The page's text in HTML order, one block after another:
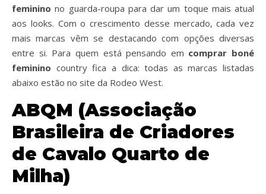
feminino no guarda-roupa para dar um toque mais atual
aos looks. Com o crescimento desse mercado, cada vez
mais marcas vêm se destacando com opções diversas
entre si. Para quem está pensando em comprar boné
feminino country fica a dica: todas as marcas listadas
abaixo estão no site da Rodeo West.
ABQM (Associação
Brasileira de Criadores
de Cavalo Quarto de
Milha)